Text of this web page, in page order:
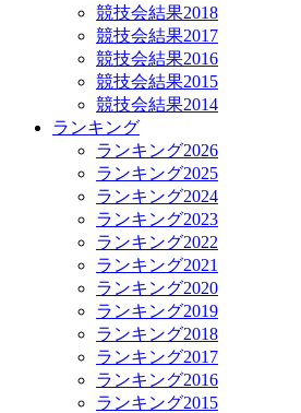
競技会結果2018
競技会結果2017
競技会結果2016
競技会結果2015
競技会結果2014
ランキング
ランキング2026
ランキング2025
ランキング2024
ランキング2023
ランキング2022
ランキング2021
ランキング2020
ランキング2019
ランキング2018
ランキング2017
ランキング2016
ランキング2015